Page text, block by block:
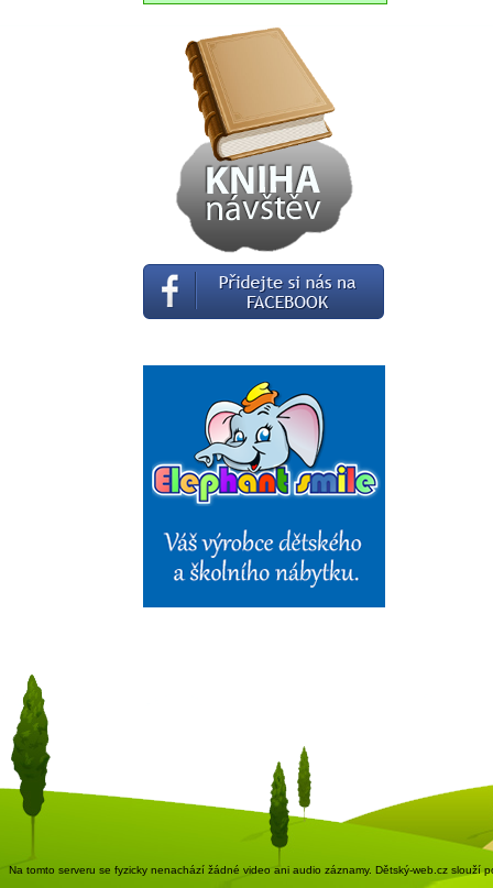
Na tomto serveru se fyzicky nenachází žádné video ani audio záznamy. Dětský-web.cz slouží